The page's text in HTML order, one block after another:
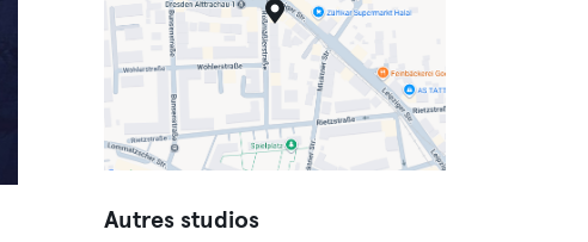
Autres studios